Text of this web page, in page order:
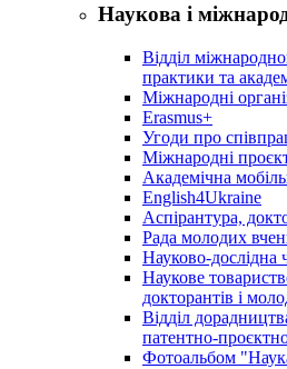
Наукова і
Відділ
практики та
Міжнародні
Erasmus+
Угоди про
Міжнародні
Академічна
English4Ukraine
Аспірантура,
Рада молодих
Науково-дослідна
Наукове
докторантів і
Відділ
патентно-
Фотоальбом